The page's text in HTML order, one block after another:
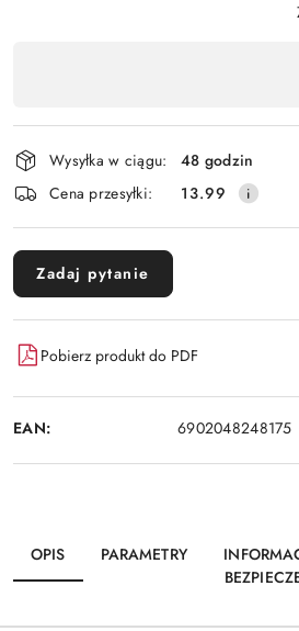
płatność
i
dostawa
Wysyłka w ciągu:
48 godzin
Cena przesyłki:
13.99
Zadaj pytanie
Pobierz produkt do PDF
EAN: 6902048248175
OPIS PARAMETRY